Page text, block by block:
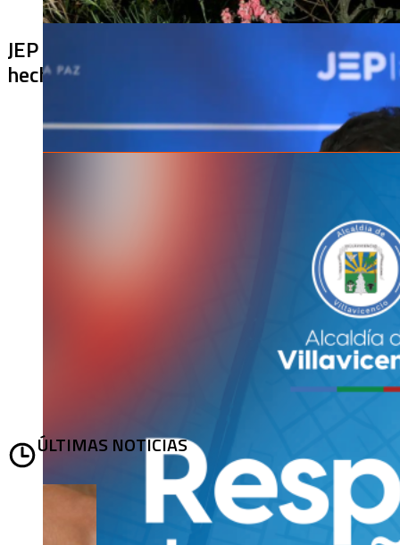
JEP imputa a 27 excomandantes de las
hechos
ÚLTIMAS NOTICIAS